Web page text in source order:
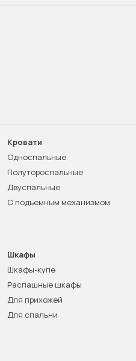
Кровати
Односпальные
Полутороспальные
Двуспальные
С подъемным механизмом
Шкафы
Шкафы-купе
Распашные шкафы
Для прихожей
Для спальни